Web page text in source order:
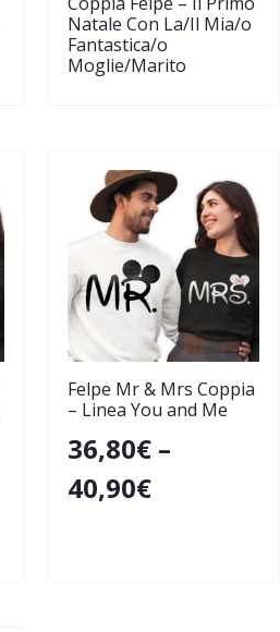
Natale Con La/Il Mia/o
Fantastica/o
Moglie/Marito
Felpe Mr & Mrs Coppia
– Linea You and Me
36,80€ –
40,90€